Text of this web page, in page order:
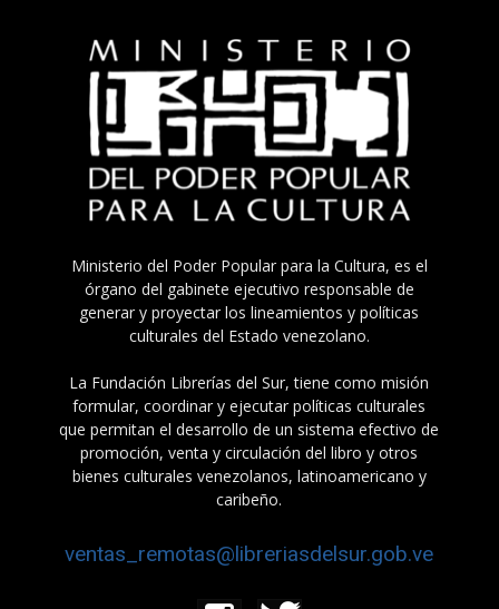
Ministerio del Poder Popular para la Cultura, es el
órgano del gabinete ejecutivo responsable de
generar y proyectar los lineamientos y políticas
culturales del Estado venezolano.
La Fundación Librerías del Sur, tiene como misión
formular, coordinar y ejecutar políticas culturales
que permitan el desarrollo de un sistema efectivo de
promoción, venta y circulación del libro y otros
bienes culturales venezolanos, latinoamericano y
caribeño.
ventas_remotas@libreriasdelsur.gob.ve